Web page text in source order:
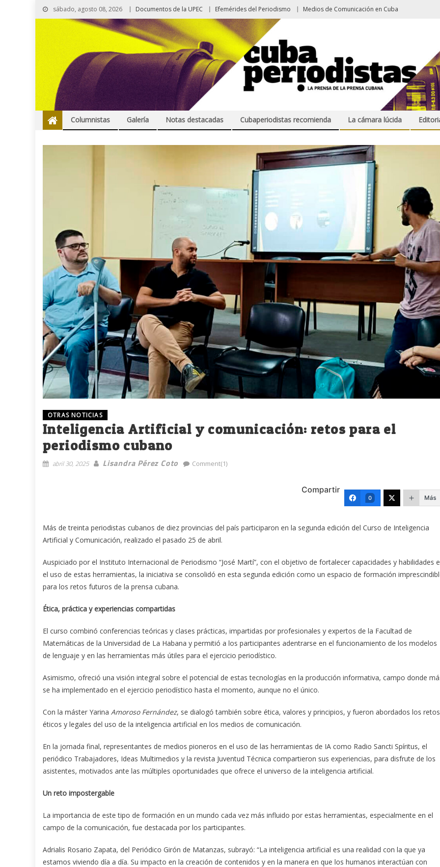
sábado, agosto 08, 2026 Documentos de la UPEC Efemérides del Periodismo Medios de Comunicación en Cuba
Columnistas Galería Notas destacadas Cubaperiodistas recomienda La cámara lúcida
OTRAS NOTICIAS
Inteligencia Artificial y comunicación: retos para el
periodismo cubano
abril 30, 2025 Lisandra Pérez Coto Comment(1)
Compartir
0 Más
Más de treinta periodistas cubanos de diez provincias del país participaron en la segunda edición del Curso de Inteligencia
Artificial y Comunicación, realizado el pasado 25 de abril.
Auspiciado por el Instituto Internacional de Periodismo “José Martí”, con el objetivo de fortalecer capacidades y habilidades
el uso de estas herramientas, la iniciativa se consolidó en esta segunda edición como un espacio de formación
para los retos futuros de la prensa cubana.
Ética, práctica y experiencias compartidas
El curso combinó conferencias teóricas y clases prácticas, impartidas por profesionales y expertos de la Facultad de
Matemáticas de la Universidad de La Habana y permitió a los participantes adentrarse en el funcionamiento de los modelos
de lenguaje y en las herramientas más útiles para el ejercicio periodístico.
Asimismo, ofreció una visión integral sobre el potencial de estas tecnologías en la producción informativa, campo donde
se ha implementado en el ejercicio periodístico hasta el momento, aunque no el único.
Con la máster Yarina Amoroso Fernández, se dialogó también sobre ética, valores y principios, y fueron abordados los retos
éticos y legales del uso de la inteligencia artificial en los medios de comunicación.
En la jornada final, representantes de medios pioneros en el uso de las herramientas de IA como Radio Sancti Spíritus, el
periódico Trabajadores, Ideas Multimedios y la revista Juventud Técnica compartieron sus experiencias, para disfrute de los
asistentes, motivados ante las múltiples oportunidades que ofrece el universo de la inteligencia artificial.
Un reto impostergable
La importancia de este tipo de formación en un mundo cada vez más influido por estas herramientas, especialmente en el
campo de la comunicación, fue destacada por los participantes.
Adrialis Rosario Zapata, del Periódico Girón de Matanzas, subrayó: “La inteligencia artificial es una realidad con la que ya
estamos viviendo día a día. Su impacto en la creación de contenidos y en la manera en que los humanos interactúan con